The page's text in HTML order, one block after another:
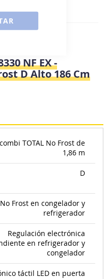
congelador y
del
NF EX -
D Alto 186 Cm
TOTAL No Frost de
1,86 m
D
No Frost en congelador y
refrigerador
Regulación electrónica
en refrigerador y
congelador
táctil LED en puerta